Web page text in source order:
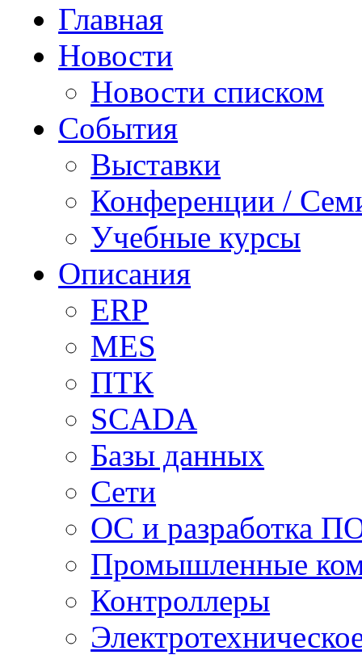
Главная
Новости
Новости списком
События
Выставки
Конференции /
Учебные курсы
Описания
ERP
MES
ПТК
SCADA
Базы данных
Сети
ОС и разработка
Промышленные
Контроллеры